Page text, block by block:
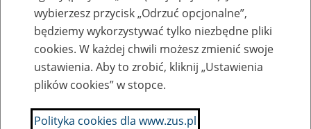
Nazwa zakładu pracy:
SZUKAJ
wybierzesz przycisk „Odrzuć opcjonalne”,
będziemy wykorzystywać tylko niezbędne pliki
cookies. W każdej chwili możesz zmienić swoje
ustawienia. Aby to zrobić, kliknij „Ustawienia
plików cookies” w stopce.
Polityka cookies dla www.zus.pl